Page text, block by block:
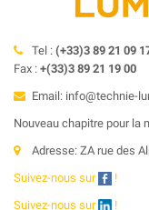
Tel : (+33)3 89 21 09
Fax : +(33)3 89 21 19 00
Email: info@technie-
Nouveau chapitre pour la
Adresse: ZA rue des
Suivez-nous sur
!
Suivez-nous sur
!